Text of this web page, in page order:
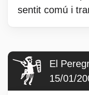
sentit comú i
El
15/01/